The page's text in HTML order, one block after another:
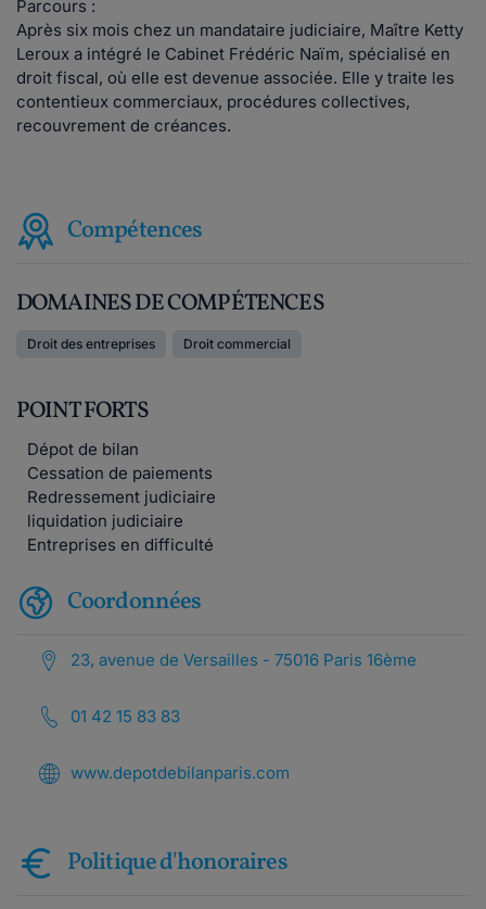
Parcours :
Après six mois chez un mandataire judiciaire, Maître Ketty
Leroux a intégré le Cabinet Frédéric Naïm, spécialisé en
droit fiscal, où elle est devenue associée. Elle y traite les
contentieux commerciaux, procédures collectives,
recouvrement de créances.
Compétences
DOMAINES DE COMPÉTENCES
Droit des entreprises Droit commercial
POINT FORTS
Dépot de bilan
Cessation de paiements
Redressement judiciaire
liquidation judiciaire
Entreprises en difficulté
Coordonnées
23, avenue de Versailles - 75016 Paris 16ème
01 42 15 83 83
www.depotdebilanparis.com
Politique d'honoraires